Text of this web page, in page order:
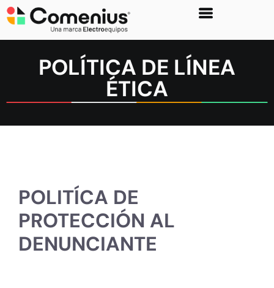
POLÍTICA DE LÍNEA
ÉTICA
POLITÍCA DE
PROTECCIÓN AL
DENUNCIANTE